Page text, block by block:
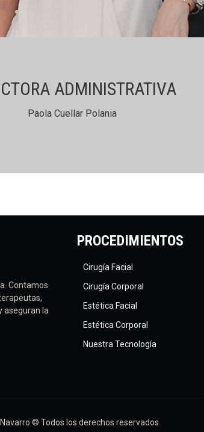
ADMINISTRATIVA
Paola Cuellar Polania
Contamos
aseguran la
PROCEDIMIENTOS
Cirugía Facial
Cirugía Corporal
Estética Facial
Estética Corporal
Nuestra Tecnología
© Todos los derechos reservados